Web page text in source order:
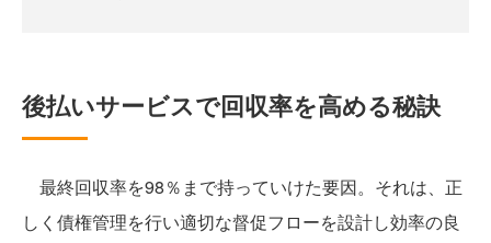
後払いサービスで回収率を高める秘訣
最終回収率を98％まで持っていけた要因。それは、正
しく債権管理を行い適切な督促フローを設計し効率の良